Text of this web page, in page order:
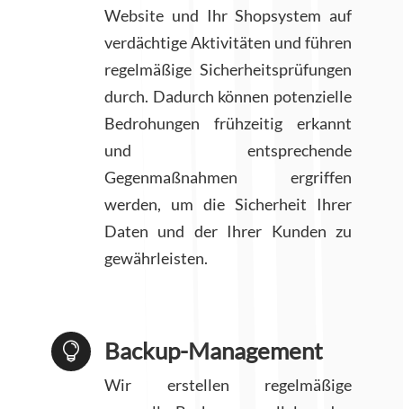
Website und Ihr Shopsystem auf
verdächtige Aktivitäten und führen
regelmäßige Sicherheitsprüfungen
durch. Dadurch können potenzielle
Bedrohungen frühzeitig erkannt
und entsprechende
Gegenmaßnahmen ergriffen
werden, um die Sicherheit Ihrer
Daten und der Ihrer Kunden zu
gewährleisten.
 Backup-Management
Wir erstellen regelmäßige